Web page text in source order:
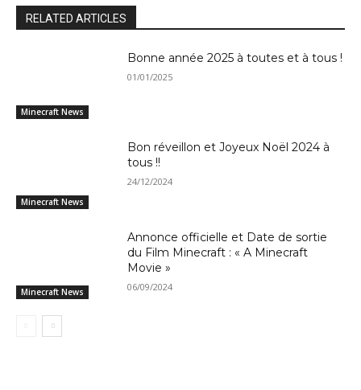
RELATED ARTICLES
Minecraft News
Bonne année 2025 à toutes et à tous !
01/01/2025
Minecraft News
Bon réveillon et Joyeux Noël 2024 à
tous !!
24/12/2024
Minecraft News
Annonce officielle et Date de sortie
du Film Minecraft : « A Minecraft
Movie »
06/09/2024